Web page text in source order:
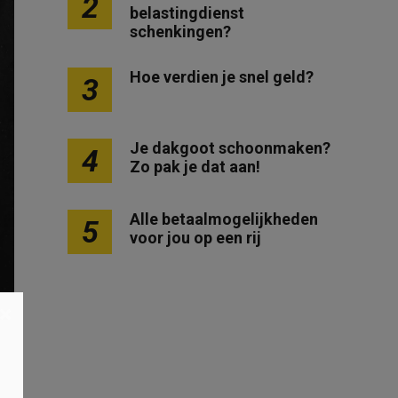
2
belastingdienst
schenkingen?
3 Hoe verdien je snel geld?
4
Je dakgoot schoonmaken?
Zo pak je dat aan!
5
Alle betaalmogelijkheden
voor jou op een rij